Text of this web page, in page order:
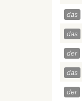
das
das
der
das
der